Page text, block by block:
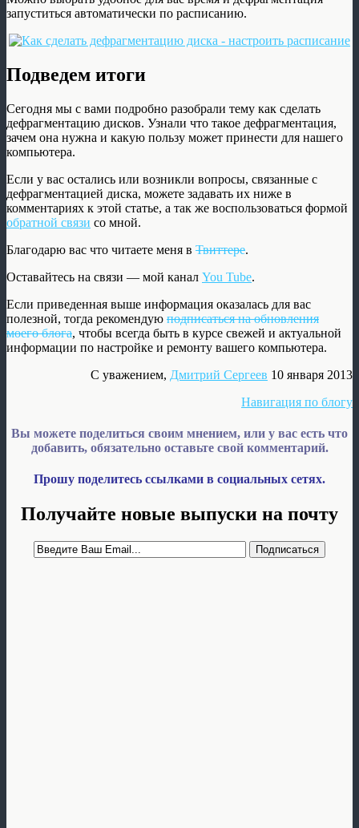
запуститься автоматически по расписанию.
Подведем итоги
Сегодня мы с вами подробно разобрали тему как сделать
дефрагментацию дисков. Узнали что такое дефрагментация,
зачем она нужна и какую пользу может принести для нашего
компьютера.
Если у вас остались или возникли вопросы, связанные с
дефрагментацией диска, можете задавать их ниже в
комментариях к этой статье, а так же воспользоваться формой
обратной связи со мной.
Благодарю вас что читаете меня в Твиттере.
Оставайтесь на связи — мой канал You Tube.
Если приведенная выше информация оказалась для вас
полезной, тогда рекомендую подписаться на обновления
моего блога, чтобы всегда быть в курсе свежей и актуальной
информации по настройке и ремонту вашего компьютера.
С уважением, Дмитрий Сергеев 10 января 2013
Навигация по блогу
Вы можете поделиться своим мнением, или у вас есть что
добавить, обязательно оставьте свой комментарий.
Прошу поделитесь ссылками в социальных сетях.
Получайте новые выпуски на почту